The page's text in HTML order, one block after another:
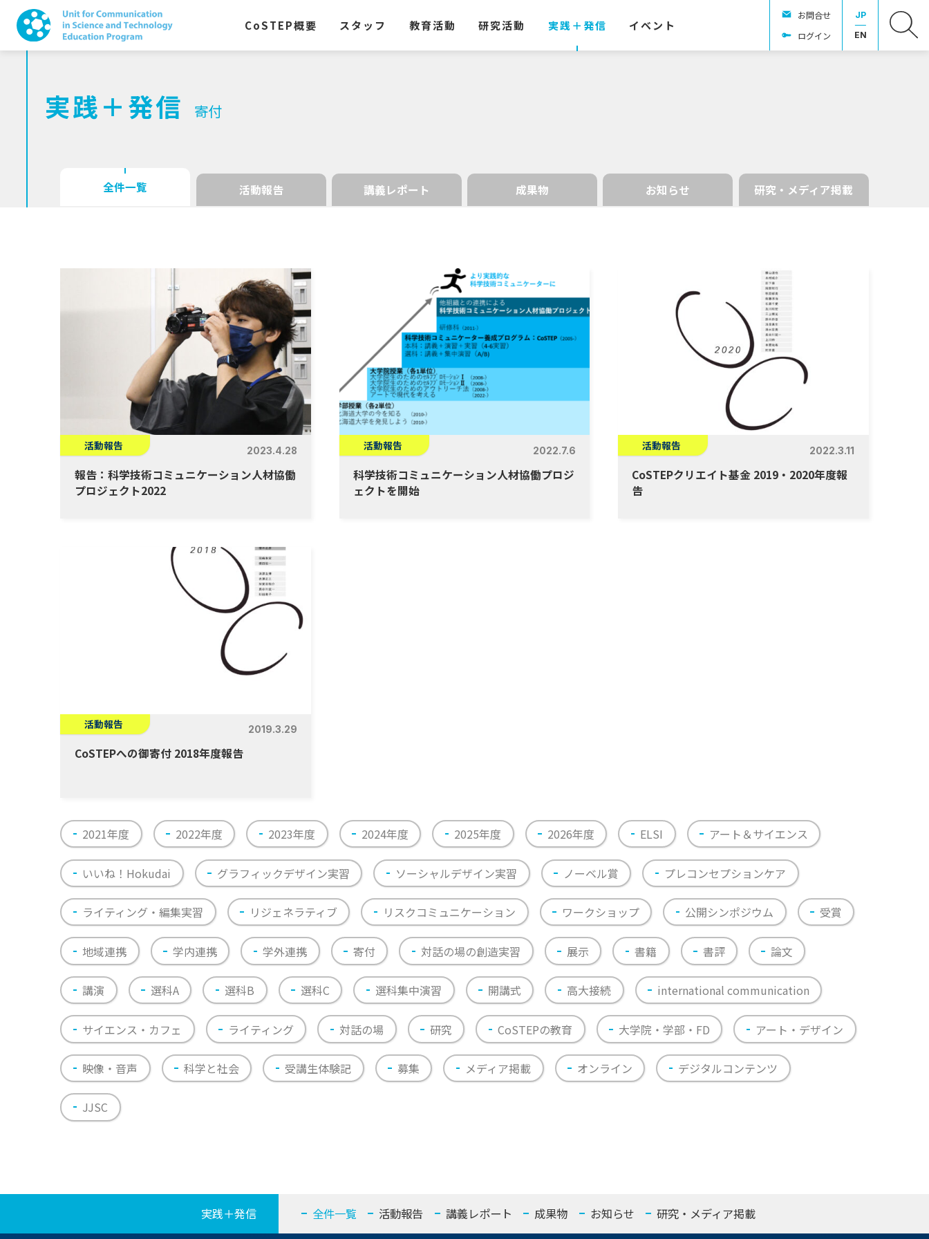
CoSTEP概要 スタッフ 教育活動 研究活動 実践＋発信 イベント
お問合せ
ログイン
JP
EN
実践＋発信 寄付
全件一覧 活動報告 講義レポート 成果物 お知らせ 研究・メディア掲載
活動報告 2023.4.28
報告：科学技術コミュニケーション人材協働
プロジェクト2022
活動報告 2022.7.6
科学技術コミュニケーション人材協働プロジ
ェクトを開始
活動報告 2022.3.11
CoSTEPクリエイト基金 2019・2020年度報
告
活動報告 2019.3.29
CoSTEPへの御寄付 2018年度報告
2021年度 2022年度 2023年度 2024年度 2025年度 2026年度 ELSI アート＆サイエンス
いいね！Hokudai グラフィックデザイン実習 ソーシャルデザイン実習 ノーベル賞 プレコンセプションケア
ライティング・編集実習 リジェネラティブ リスクコミュニケーション ワークショップ 公開シンポジウム 受賞
地域連携 学内連携 学外連携 寄付 対話の場の創造実習 展示 書籍 書評 論文
講演 選科A 選科B 選科C 選科集中演習 開講式 高大接続 international communication
サイエンス・カフェ ライティング 対話の場 研究 CoSTEPの教育 大学院・学部・FD アート・デザイン
映像・音声 科学と社会 受講生体験記 募集 メディア掲載 オンライン デジタルコンテンツ
JJSC
実践＋発信 全件一覧 活動報告 講義レポート 成果物 お知らせ 研究・メディア掲載